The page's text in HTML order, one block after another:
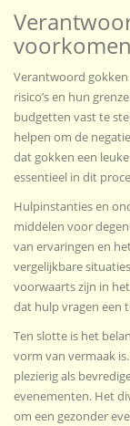
Verantwoord
risico’s en hun
budgetten vast te
helpen om de
dat gokken een
essentieel in dit
Hulpinstanties en
middelen voor
van ervaringen en
vergelijkbare
voorwaarts zijn in
dat hulp vragen een
Ten slotte is het
vorm van vermaak
plezierig als
evenementen. Het
om een gezonder